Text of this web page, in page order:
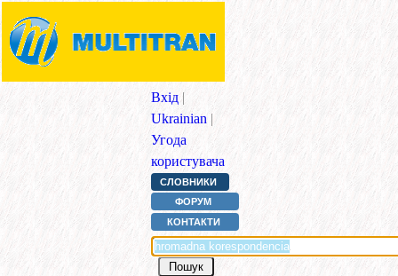
Вхід |
Ukrainian |
Угода
користувача
СЛОВНИКИ
ФОРУМ
КОНТАКТИ